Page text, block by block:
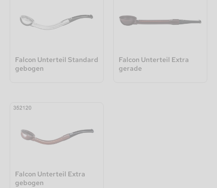
Falcon Unterteil Standard
gebogen
Falcon Unterteil Extra
gerade
Falcon Unterteil Extra
gebogen